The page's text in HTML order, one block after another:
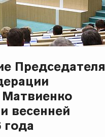
Председателя
весенней
года